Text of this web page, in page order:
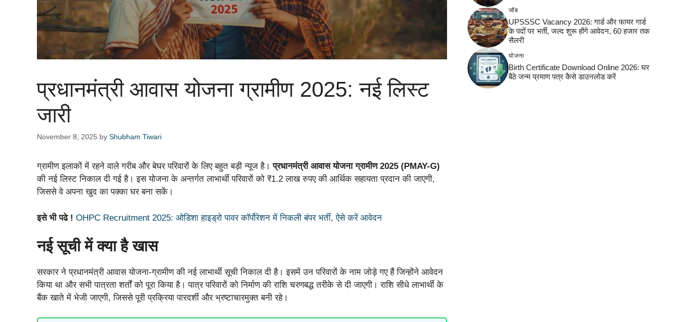
प्रधानमंत्री आवास योजना ग्रामीण 2025: नई लिस्ट
जारी
November 8, 2025 by Shubham Tiwari
ग्रामीण इलाकों में रहने वाले गरीब और बेघर परिवारों के लिए बहुत बड़ी न्यूज है।प्रधानमंत्री आवास योजना ग्रामीण 2025 (PMAY-G)
की नई लिस्ट निकाल दी गई है। इस योजना के अन्तर्गत लाभार्थी परिवारों को ₹1.2 लाख रुपए की आर्थिक सहायता प्रदान की जाएगी,
जिससे वे अपना खुद का पक्का घर बना सकें।
इसे भी पढे ! OHPC Recruitment 2025: ओडिशा हाइड्रो पावर कॉर्पोरेशन में निकली बंपर भर्ती, ऐसे करें आवेदन
नई सूची में क्या है खास
सरकार ने प्रधानमंत्री आवास योजना-ग्रामीण की नई लाभार्थी सूची निकाल दी है। इसमें उन परिवारों के नाम जोड़े गए हैं जिन्होंने आवेदन
किया था और सभी पात्रता शर्तों को पूरा किया है। पात्र परिवारों को निर्माण की राशि चरणबद्ध तरीके से दी जाएगी। राशि सीधे लाभार्थी के
बैंक खाते में भेजी जाएगी, जिससे पूरी प्रक्रिया पारदर्शी और भ्रष्टाचारमुक्त बनी रहे।
जॉब
UPSSSC Vacancy 2026: गार्ड और फायर गार्ड
के पदों पर भर्ती, जल्द शुरू होंगे आवेदन, 60 हजार तक
सैलरी
योजना
Birth Certificate Download Online 2026: घर
बैठे जन्म प्रमाण पत्र कैसे डाउनलोड करें